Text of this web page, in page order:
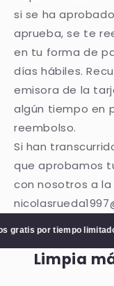
si se ha
aprueba, se te
en tu forma de
días hábiles.
emisora de la
algún tiempo en
reembolso.
Si han
que aprobamos
con nosotros a
por tiempo limitado
Limpia